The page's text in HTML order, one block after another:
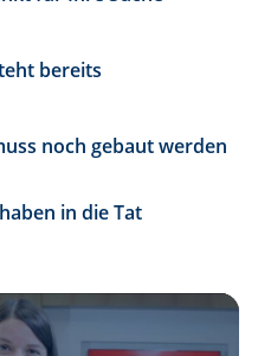
bereits
noch gebaut werden
in die Tat